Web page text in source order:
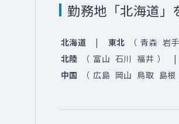
勤務地「北海道」
北海道 東北 （ 青森 岩手
北陸
（ 富山 石川 福井 ）
中国
（ 広島 岡山 鳥取 島根